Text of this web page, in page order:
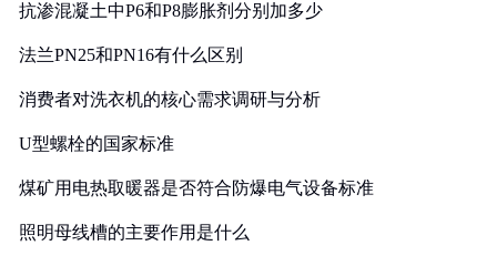
抗渗混凝土中P6和P8膨胀剂分别加多少
法兰PN25和PN16有什么区别
消费者对洗衣机的核心需求调研与分析
U型螺栓的国家标准
煤矿用电热取暖器是否符合防爆电气设备标准
照明母线槽的主要作用是什么